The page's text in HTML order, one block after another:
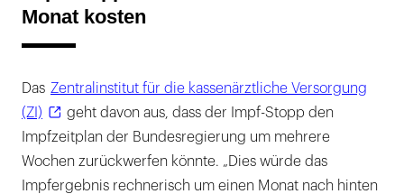
Monat kosten
Das Zentralinstitut für die kassenärztliche Versorgung
(ZI)
geht davon aus, dass der Impf-Stopp den
Impfzeitplan der Bundesregierung um mehrere
Wochen zurückwerfen könnte. „Dies würde das
Impfergebnis rechnerisch um einen Monat nach hinten